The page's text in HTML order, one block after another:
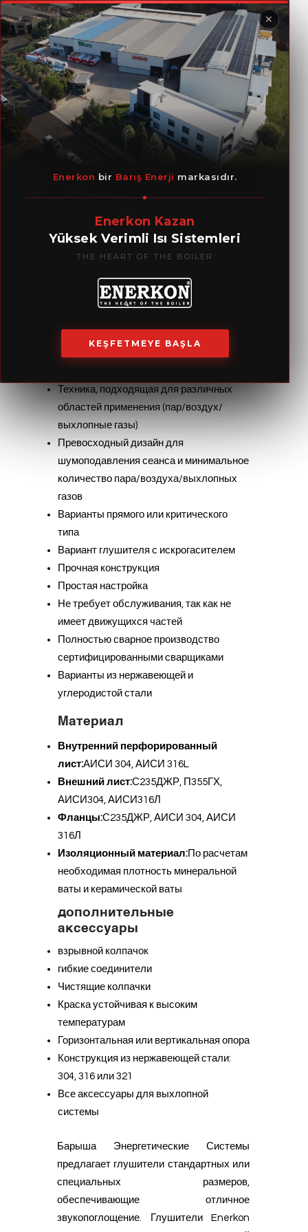
✕
Enerkon bir Barış Enerji markasıdır.
Enerkon Kazan
Yüksek Verimli Isı Sistemleri
THE HEART OF THE BOILER
KEŞFETMEYE BAŞLA
Глушители
Дизайн и производство
Техника, подходящая для различных
областей применения (пар/воздух/
выхлопные газы)
Превосходный дизайн для
шумоподавления сеанса и минимальное
количество пара/воздуха/выхлопных
газов
Варианты прямого или критического
типа
Вариант глушителя с искрогасителем
Прочная конструкция
Простая настройка
Не требует обслуживания, так как не
имеет движущихся частей
Полностью сварное производство
сертифицированными сварщиками
Варианты из нержавеющей и
углеродистой стали
Материал
Внутренний перфорированный
лист:АИСИ 304, АИСИ 316L
Внешний лист:С235ДЖР, П355ГХ,
АИСИ304, АИСИ316Л
Фланцы:С235ДЖР, АИСИ 304, АИСИ
316Л
Изоляционный материал: По расчетам
необходимая плотность минеральной
ваты и керамической ваты
дополнительные
аксессуары
взрывной колпачок
гибкие соединители
Чистящие колпачки
Краска устойчивая к высоким
температурам
Горизонтальная или вертикальная опора
Конструкция из нержавеющей стали:
304, 316 или 321
Все аксессуары для выхлопной
системы
Барыша Энергетические Системы
предлагает глушители стандартных или
специальных размеров,
обеспечивающие отличное
звукопоглощение. Глушители Enerkon